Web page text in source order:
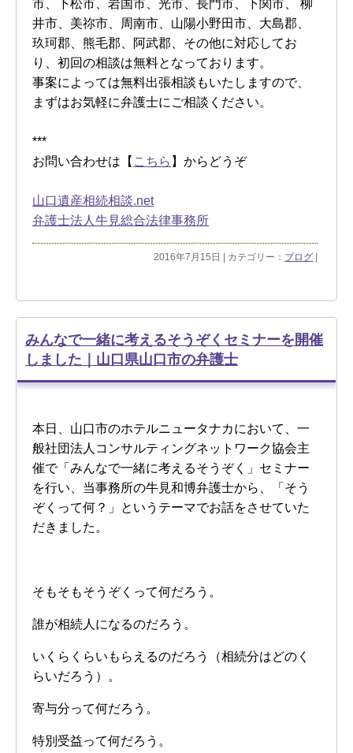
市、下松市、岩国市、光市、長門市、下関市、 柳
井市、美祢市、周南市、山陽小野田市、大島郡、
玖珂郡、熊毛郡、阿武郡、その他に対応してお
り、初回の相談は無料となっております。
事案によっては無料出張相談もいたしますので、
まずはお気軽に弁護士にご相談ください。
***
お問い合わせは【 こちら 】からどうぞ
山口遺産相続相談.net
弁護士法人牛見総合法律事務所
2016年7月15日 | カテゴリー： ブログ
みんなで一緒に考えるそうぞくセミナーを開催
しました｜山口県山口市の弁護士
本日、山口市のホテルニュータナカにおいて、一
般社団法人コンサルティングネットワーク協会主
催で「みんなで一緒に考えるそうぞく」セミナー
を行い、当事務所の牛見和博弁護士から、「そう
ぞくって何？」というテーマでお話をさせていた
だきました。
そもそもそうぞくって何だろう。
誰が相続人になるのだろう。
いくらくらいもらえるのだろう（相続分はどのく
らいだろう）。
寄与分って何だろう。
特別受益って何だろう。